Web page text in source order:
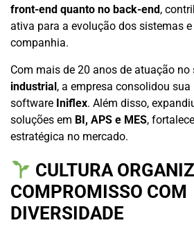
front-end quanto no back-end,
ativa para a evolução dos sistemas
companhia.
Com mais de 20 anos de atuação no
industrial, a empresa consolidou
software Iniflex. Além disso,
soluções em BI, APS e MES,
estratégica no mercado.
CULTURA
COMPROMISSO COM
DIVERSIDADE